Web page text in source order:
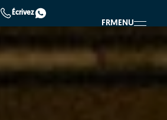
Écrivez
FRMENU